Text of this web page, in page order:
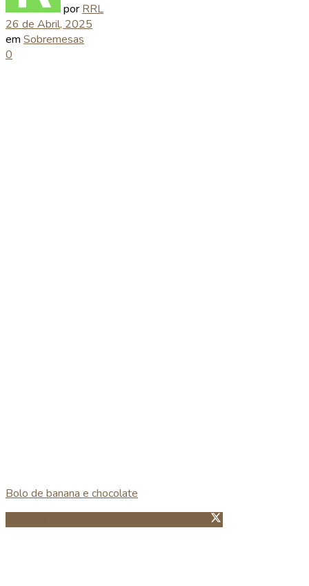
por RRL
26 de Abril, 2025
em Sobremesas
0
Bolo de banana e chocolate
Guardar no Pinterest